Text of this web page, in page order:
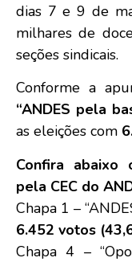
dias 7 e 9 de
milhares de
seções sindicais.
Conforme a
“ANDES pela
as eleições com
Confira abaixo
pela CEC do
Chapa 1 –
6.452 votos
Chapa 4 –